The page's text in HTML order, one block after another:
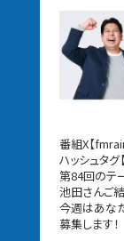
番組X【
ハッシュタグ
第84回のテ
池田さんご
今週はあな
募集します！